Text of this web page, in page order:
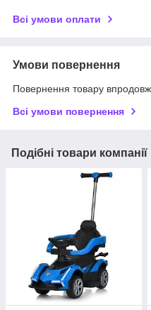
Всі умови оплати
Умови повернення
Повернення товару
Всі умови повернення
Подібні товари компанії